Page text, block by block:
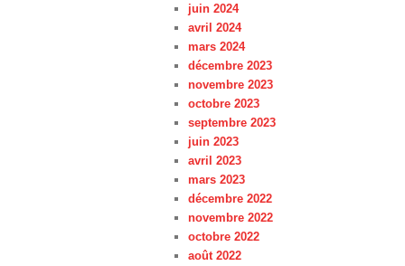
juin 2024
avril 2024
mars 2024
décembre 2023
novembre 2023
octobre 2023
septembre 2023
juin 2023
avril 2023
mars 2023
décembre 2022
novembre 2022
octobre 2022
août 2022